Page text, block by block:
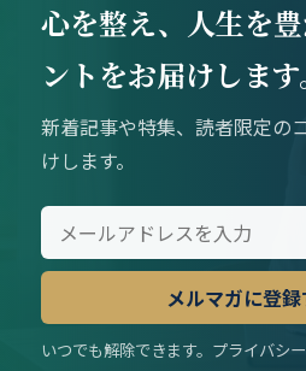
心を整え、人生を
ントをお届けします
新着記事や特集、読者限定の
けします。
メルマガに登録
いつでも解除できます。プライバシー